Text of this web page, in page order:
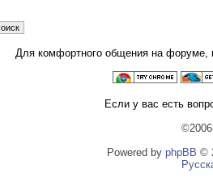
Для комфортного общения на форуме,
Если у вас есть
Powered by phpBB ©